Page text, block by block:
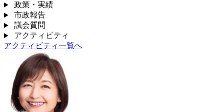
政策・実績
市政報告
議会質問
アクティビティ
アクティビティ一覧へ